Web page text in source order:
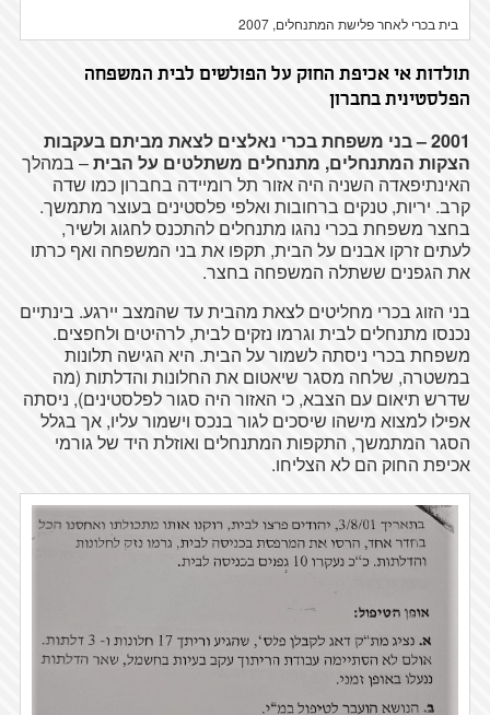
בית בכרי לאחר פלישת המתנחלים, 2007
תולדות אי אכיפת החוק על הפולשים לבית המשפחה
הפלסטינית בחברון
2001 – בני משפחת בכרי נאלצים לצאת מביתם בעקבות
הצקות המתנחלים, מתנחלים משתלטים על הבית– במהלך
האינתיפאדה השניה היה אזור תל רומיידה בחברון כמו שדה
קרב. יריות, טנקים ברחובות ואלפי פלסטינים בעוצר מתמשך.
בחצר משפחת בכרי נהגו מתנחלים להתכנס לחגוג ולשיר,
לעתים זרקו אבנים על הבית, תקפו את בני המשפחה ואף כרתו
את הגפנים ששתלה המשפחה בחצר.
בני הזוג בכרי מחליטים לצאת מהבית עד שהמצב יירגע. בינתיים
נכנסו מתנחלים לבית וגרמו נזקים לבית, לרהיטים ולחפצים.
משפחת בכרי ניסתה לשמור על הבית. היא הגישה תלונות
במשטרה, שלחה מסגר שיאטום את החלונות והדלתות (מה
שדרש תיאום עם הצבא, כי האזור היה סגור לפלסטינים), ניסתה
אפילו למצוא מישהו שיסכים לגור בנכס וישמור עליו, אך בגלל
הסגר המתמשך, התקפות המתנחלים ואוזלת היד של גורמי
אכיפת החוק הם לא הצליחו.